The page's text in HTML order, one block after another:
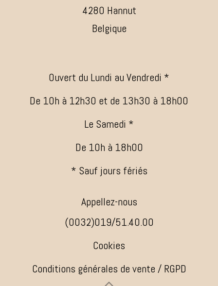
4280 Hannut
Belgique
Ouvert du Lundi au Vendredi *
De 10h à 12h30 et de 13h30 à 18h00
Le Samedi *
De 10h à 18h00
* Sauf jours fériés
Appellez-nous
(0032)019/51.40.00
Cookies
Conditions générales de vente / RGPD